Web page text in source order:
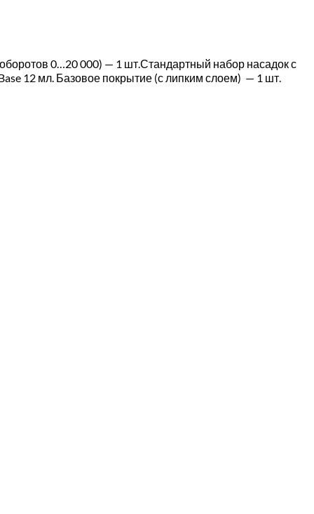
0…20 000) — 1 шт.Стандартный набор насадок с
12 мл. Базовое покрытие (с липким слоем) — 1 шт.